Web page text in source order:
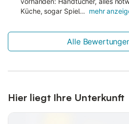
Küche, sogar Spiel... mehr
Alle
Hier liegt Ihre Unterkunft